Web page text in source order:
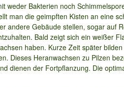
weder Bakterien noch
man die geimpften Kisten an eine
andere Gebäude stellen, sogar auf
Bald zeigt sich ein weißer
haben. Kurze Zeit später
Dieses Heranwachsen zu Pilzen
dienen der Fortpflanzung. Die